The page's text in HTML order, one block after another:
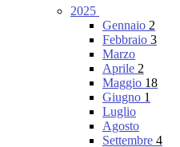
2025
Gennaio 2
Febbraio 3
Marzo
Aprile 2
Maggio 18
Giugno 1
Luglio
Agosto
Settembre 4